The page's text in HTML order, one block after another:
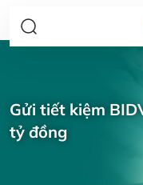
Gửi tiết kiệm
tỷ đồng